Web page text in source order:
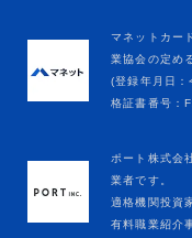
マネットカー
業協会の定め
(登録年月日
格証書番号
ポート株式会
業者です。
適格機関投資
有料職業紹介